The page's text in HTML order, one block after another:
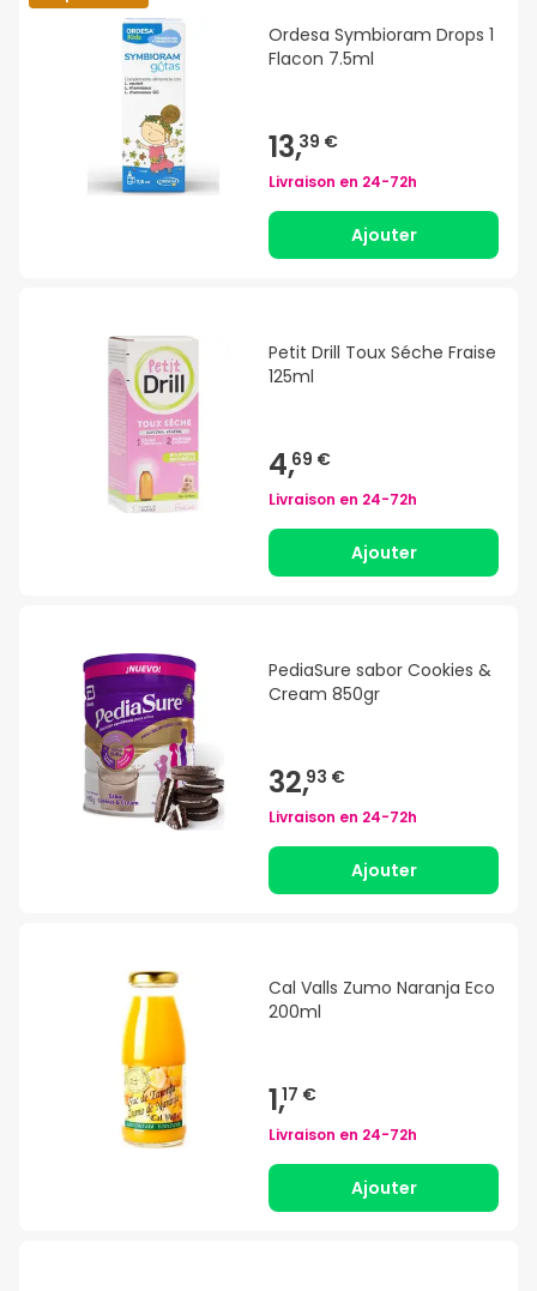
Ordesa Symbioram Drops 1
Flacon 7.5ml
13,39 €
Livraison en 24-72h
Ajouter
Petit Drill Toux Séche Fraise
125ml
4,69 €
Livraison en 24-72h
Ajouter
PediaSure sabor Cookies &
Cream 850gr
32,93 €
Livraison en 24-72h
Ajouter
Cal Valls Zumo Naranja Eco
200ml
1,17 €
Livraison en 24-72h
Ajouter